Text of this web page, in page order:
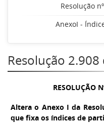
Resolução
AnexoI -
Resolução
RESOLUÇÃO
Altera o Anexo I da
que fixa os índices de